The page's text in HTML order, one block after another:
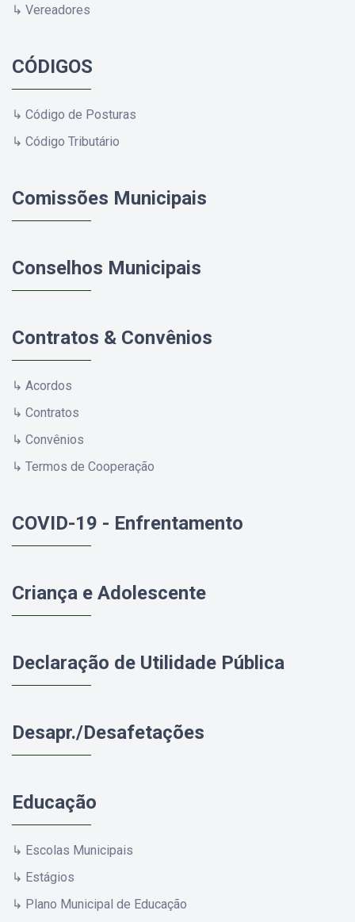
↳ Vereadores
CÓDIGOS
↳ Código de Posturas
↳ Código Tributário
Comissões Municipais
Conselhos Municipais
Contratos & Convênios
↳ Acordos
↳ Contratos
↳ Convênios
↳ Termos de Cooperação
COVID-19 - Enfrentamento
Criança e Adolescente
Declaração de Utilidade Pública
Desapr./Desafetações
Educação
↳ Escolas Municipais
↳ Estágios
↳ Plano Municipal de Educação